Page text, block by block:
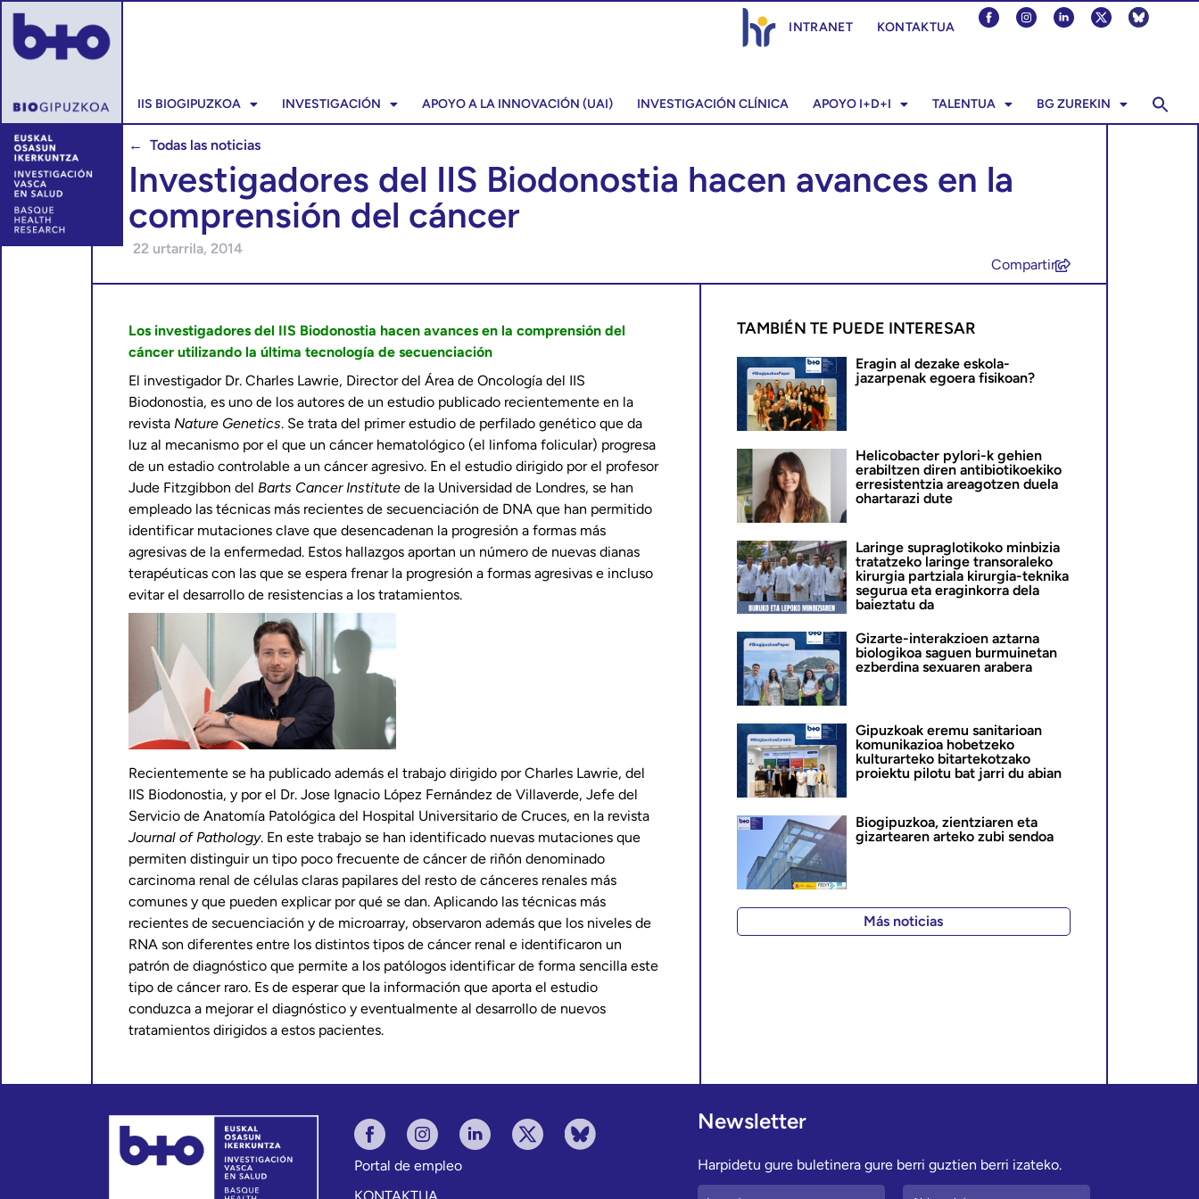
INTRANET KONTAKTUA
IIS BIOGIPUZKOA INVESTIGACIÓN APOYO A LA INNOVACIÓN (UAI) INVESTIGACIÓN CLÍNICA APOYO I+D+I TALENTUA BG ZUREKIN
← Todas las noticias
Investigadores del IIS Biodonostia hacen avances en la
comprensión del cáncer
22 urtarrila, 2014
Compartir
Los investigadores del IIS Biodonostia hacen avances en la comprensión del
cáncer utilizando la última tecnología de secuenciación
El investigador Dr. Charles Lawrie, Director del Área de Oncología del IIS
Biodonostia, es uno de los autores de un estudio publicado recientemente en la
revista Nature Genetics. Se trata del primer estudio de perfilado genético que da
luz al mecanismo por el que un cáncer hematológico (el linfoma folicular) progresa
de un estadio controlable a un cáncer agresivo. En el estudio dirigido por el profesor
Jude Fitzgibbon del Barts Cancer Institute de la Universidad de Londres, se han
empleado las técnicas más recientes de secuenciación de DNA que han permitido
identificar mutaciones clave que desencadenan la progresión a formas más
agresivas de la enfermedad. Estos hallazgos aportan un número de nuevas dianas
terapéuticas con las que se espera frenar la progresión a formas agresivas e incluso
evitar el desarrollo de resistencias a los tratamientos.
Recientemente se ha publicado además el trabajo dirigido por Charles Lawrie, del
IIS Biodonostia, y por el Dr. Jose Ignacio López Fernández de Villaverde, Jefe del
Servicio de Anatomía Patológica del Hospital Universitario de Cruces, en la revista
Journal of Pathology. En este trabajo se han identificado nuevas mutaciones que
permiten distinguir un tipo poco frecuente de cáncer de riñón denominado
carcinoma renal de células claras papilares del resto de cánceres renales más
comunes y que pueden explicar por qué se dan. Aplicando las técnicas más
recientes de secuenciación y de microarray, observaron además que los niveles de
RNA son diferentes entre los distintos tipos de cáncer renal e identificaron un
patrón de diagnóstico que permite a los patólogos identificar de forma sencilla este
tipo de cáncer raro. Es de esperar que la información que aporta el estudio
conduzca a mejorar el diagnóstico y eventualmente al desarrollo de nuevos
tratamientos dirigidos a estos pacientes.
TAMBIÉN TE PUEDE INTERESAR
Eragin al dezake eskola-
jazarpenak egoera fisikoan?
Helicobacter pylori-k gehien
erabiltzen diren antibiotikoekiko
erresistentzia areagotzen duela
ohartarazi dute
Laringe supraglotikoko minbizia
tratatzeko laringe transoraleko
kirurgia partziala kirurgia-teknika
segurua eta eraginkorra dela
baieztatu da
Gizarte-interakzioen aztarna
biologikoa saguen burmuinetan
ezberdina sexuaren arabera
Gipuzkoak eremu sanitarioan
komunikazioa hobetzeko
kulturarteko bitartekotzako
proiektu pilotu bat jarri du abian
Biogipuzkoa, zientziaren eta
gizartearen arteko zubi sendoa
Más noticias
Portal de empleo
KONTAKTUA
Newsletter
Harpidetu gure buletinera gure berri guztien berri izateko.